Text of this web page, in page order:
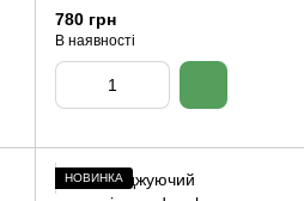
780 грн
В наявності
НОВИНКА